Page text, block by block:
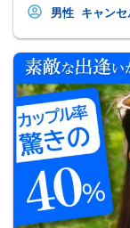
男性 キャン